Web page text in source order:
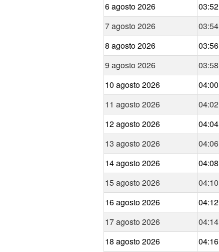
6 agosto 2026
03:52
7 agosto 2026
03:54
8 agosto 2026
03:56
9 agosto 2026
03:58
10 agosto 2026
04:00
11 agosto 2026
04:02
12 agosto 2026
04:04
13 agosto 2026
04:06
14 agosto 2026
04:08
15 agosto 2026
04:10
16 agosto 2026
04:12
17 agosto 2026
04:14
18 agosto 2026
04:16